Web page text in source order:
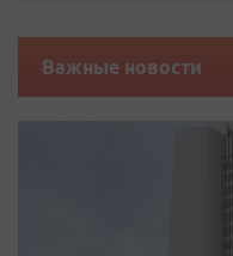
Важные новости